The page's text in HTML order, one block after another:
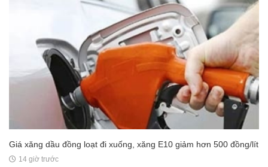
Giá xăng dầu đồng loạt đi xuống, xăng E10 giảm hơn 500 đồng/lít
14 giờ trước